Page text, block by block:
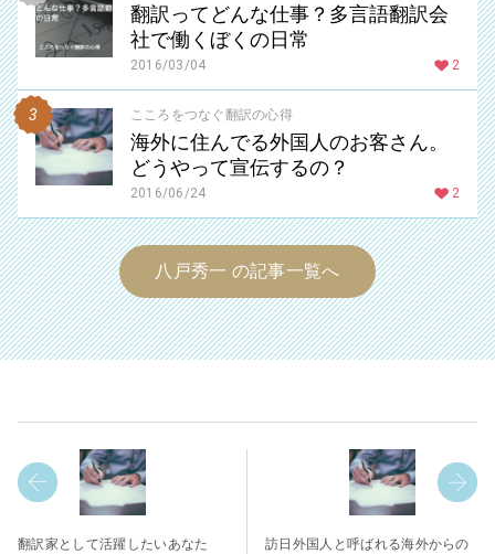
翻訳ってどんな仕事？多言語翻訳会
社で働くぼくの日常
2016/03/04 2
こころをつなぐ翻訳の心得
海外に住んでる外国人のお客さん。
どうやって宣伝するの？
2016/06/24 2
八戸秀一 の記事一覧へ
翻訳家として活躍したいあなた
訪日外国人と呼ばれる海外からの